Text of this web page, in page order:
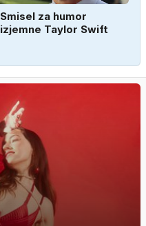
Smisel za humor
izjemne Taylor Swift